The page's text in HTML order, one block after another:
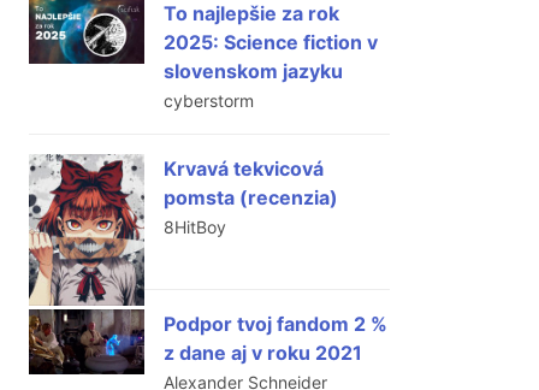
To najlepšie za rok
2025: Science fiction v
slovenskom jazyku
cyberstorm
Krvavá tekvicová
pomsta (recenzia)
8HitBoy
Podpor tvoj fandom 2 %
z dane aj v roku 2021
Alexander Schneider